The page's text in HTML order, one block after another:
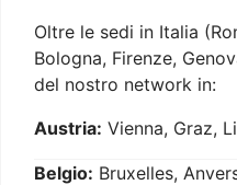
Oltre le sedi in Italia
Bologna, Firenze,
del nostro network in:
Austria: Vienna, Graz,
Belgio: Bruxelles,